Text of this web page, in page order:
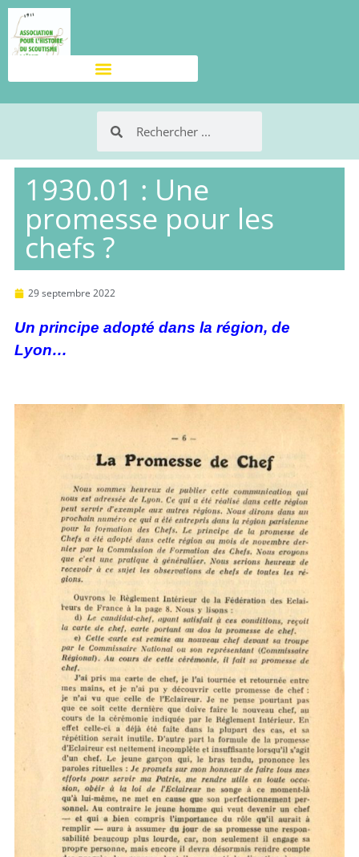
1930.01 : Une
promesse pour les
chefs ?
29 septembre 2022
Un principe adopté dans la région, de
Lyon…